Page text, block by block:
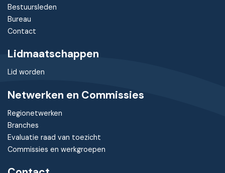
Bestuursleden
Bureau
Contact
Lidmaatschappen
Lid worden
Netwerken en Commissies
Regionetwerken
Branches
Evaluatie raad van toezicht
Commissies en werkgroepen